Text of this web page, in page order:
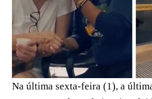
Na última sexta-feira (1), a